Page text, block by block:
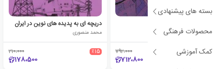
بسته های پیشنهادی
محصولات فرهنگی
کمک آموزشی
ویلیام گیبسون (1948)
٪10 792،000
712،800
دریچه ای به پدیده های نوین در ایران
محمد منصوری
٪15 210،000
178،500